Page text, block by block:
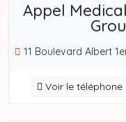
Appel
11 Boulevard Albert
Voir le téléphone